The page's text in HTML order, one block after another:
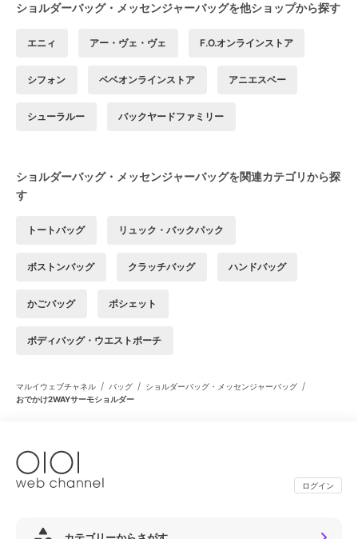
ショルダーバッグ・メッセンジャーバッグを他ショップから探す
エニィ アー・ヴェ・ヴェ F.O.オンラインストア
シフォン ベベオンラインストア アニエスベー
シューラルー バックヤードファミリー
ショルダーバッグ・メッセンジャーバッグを関連カテゴリから探
す
トートバッグ リュック・バックパック
ボストンバッグ クラッチバッグ ハンドバッグ
かごバッグ ポシェット
ボディバッグ・ウエストポーチ
マルイウェブチャネル / バッグ / ショルダーバッグ・メッセンジャーバッグ /
おでかけ2WAYサーモショルダー
ログイン